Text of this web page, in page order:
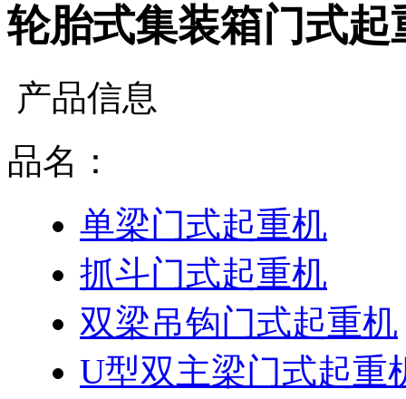
轮胎式集装箱门式起
产品信息
品名：
单梁门式起重机
抓斗门式起重机
双梁吊钩门式起重机
U型双主梁门式起重